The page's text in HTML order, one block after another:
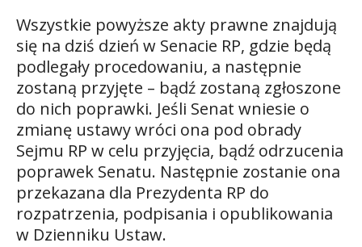
Wszystkie powyższe akty prawne znajdują
się na dziś dzień w Senacie RP, gdzie będą
podlegały procedowaniu, a następnie
zostaną przyjęte – bądź zostaną zgłoszone
do nich poprawki. Jeśli Senat wniesie o
zmianę ustawy wróci ona pod obrady
Sejmu RP w celu przyjęcia, bądź odrzucenia
poprawek Senatu. Następnie zostanie ona
przekazana dla Prezydenta RP do
rozpatrzenia, podpisania i opublikowania
w Dzienniku Ustaw.